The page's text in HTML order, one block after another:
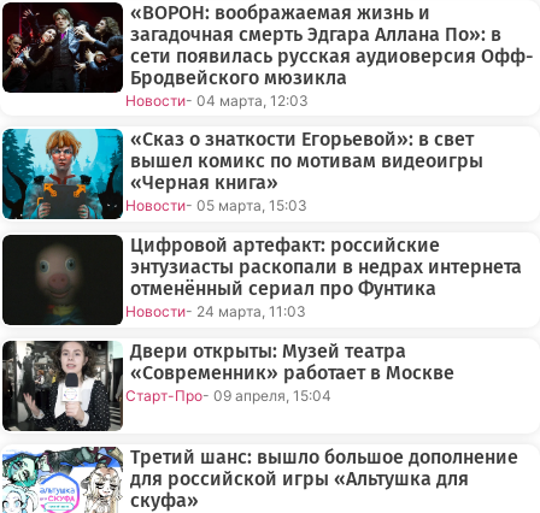
«ВОРОН: воображаемая жизнь и
загадочная смерть Эдгара Аллана По»: в
сети появилась русская аудиоверсия Офф-
Бродвейского мюзикла
Новости- 04 марта, 12:03
«Сказ о знаткости Егорьевой»: в свет
вышел комикс по мотивам видеоигры
«Черная книга»
Новости- 05 марта, 15:03
Цифровой артефакт: российские
энтузиасты раскопали в недрах интернета
отменённый сериал про Фунтика
Новости- 24 марта, 11:03
Двери открыты: Музей театра
«Современник» работает в Москве
Старт-Про- 09 апреля, 15:04
Третий шанс: вышло большое дополнение
для российской игры «Альтушка для
скуфа»